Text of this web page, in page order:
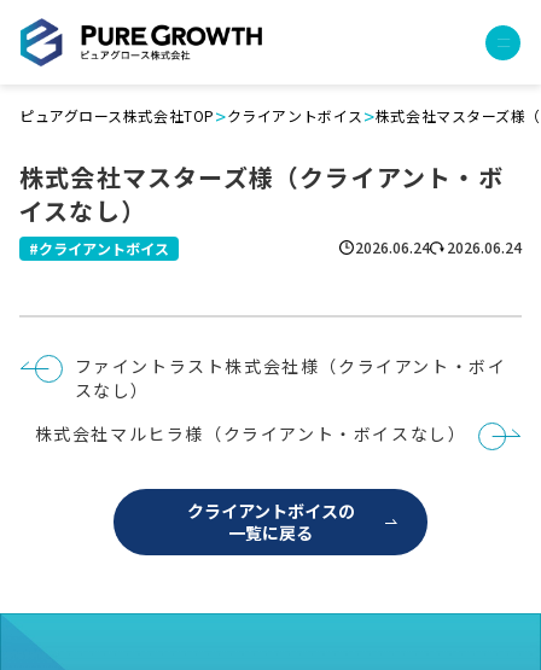
経営コンサルティング
広告運用代行
成功報酬型コストダウン
土地・顧客管理システム
事例
クライアントボイス
お役立ち情報
ピュアグロース株式会社TOP>クライアントボイス >株式会社マスターズ様
株式会社マスターズ様（クライアント・ボ
イスなし）
2026.06.24 2026.06.24
クライアントボイス
投
稿
ゲ
ファイントラスト株式会社様（クライアント・ボイ
スなし）
株式会社マルヒラ様（クライアント・ボイスなし）
クライアントボイスの
一覧に戻る